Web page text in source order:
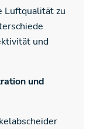
Luftqualität zu
und
und